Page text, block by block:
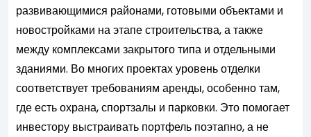
развивающимися районами, готовыми объектами и
новостройками на этапе строительства, а также
между комплексами закрытого типа и отдельными
зданиями. Во многих проектах уровень отделки
соответствует требованиям аренды, особенно там,
где есть охрана, спортзалы и парковки. Это помогает
инвестору выстраивать портфель поэтапно, а не